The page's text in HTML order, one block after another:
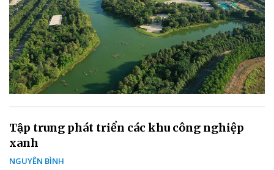
Tập trung phát triển các khu công nghiệp
xanh
NGUYÊN BÌNH